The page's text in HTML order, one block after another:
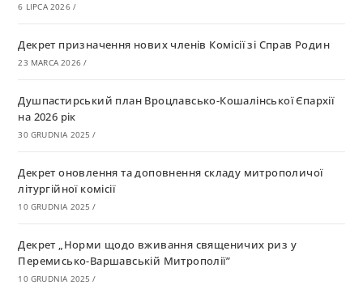
6 LIPCA 2026 /
Декрет призначення нових членів Комісії зі Справ Родин
23 MARCA 2026 /
Душпастирський план Вроцлавсько-Кошалінської Єпархії
на 2026 рік
30 GRUDNIA 2025 /
Декрет оновлення та доповнення складу митрополичої
літургійної комісії
10 GRUDNIA 2025 /
Декрет „Норми щодо вживання священичих риз у
Перемисько-Варшавській Митрополії”
10 GRUDNIA 2025 /